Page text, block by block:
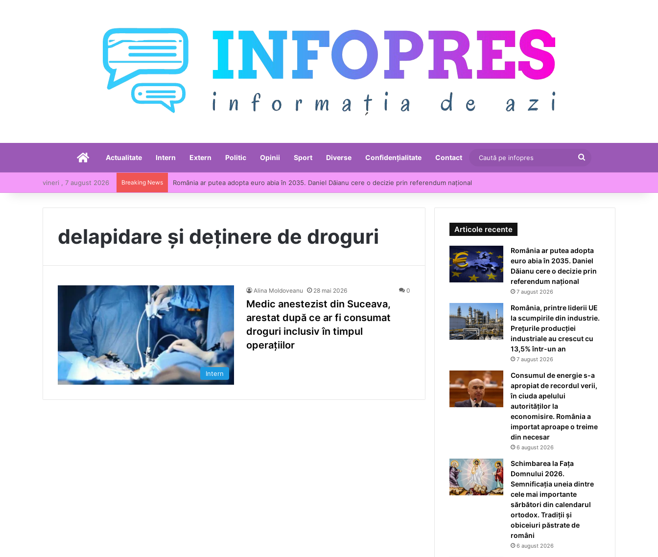
AcasăActualitate Intern Extern Politic Opinii Sport Diverse Confidențialitate Contact
Caută
pe
infopres
vineri , 7 august 2026 Breaking News România ar putea adopta euro abia în 2035. Daniel Dăianu cere o decizie prin referendum național
delapidare și deținere de droguri
Intern
Alina Moldoveanu 28 mai 2026 0
Medic anestezist din Suceava,
arestat după ce ar fi consumat
droguri inclusiv în timpul
operațiilor
Articole recente
România ar putea adopta
euro abia în 2035. Daniel
Dăianu cere o decizie prin
referendum național
7 august 2026
România, printre liderii UE
la scumpirile din industrie.
Prețurile producției
industriale au crescut cu
13,5% într-un an
7 august 2026
Consumul de energie s-a
apropiat de recordul verii,
în ciuda apelului
autorităților la
economisire. România a
importat aproape o treime
din necesar
6 august 2026
Schimbarea la Fața
Domnului 2026.
Semnificația uneia dintre
cele mai importante
sărbători din calendarul
ortodox. Tradiții și
obiceiuri păstrate de
români
6 august 2026